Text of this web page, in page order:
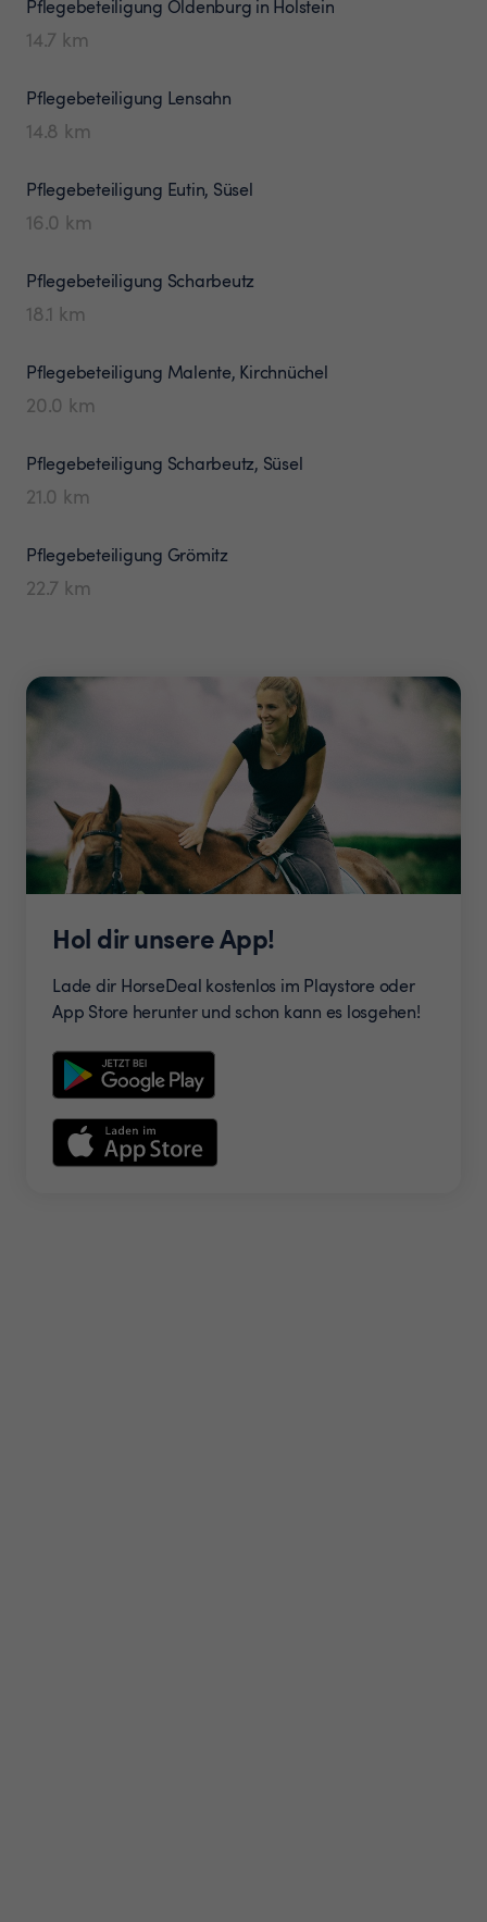
Pflegebeteiligung Oldenburg in Holstein
14.7 km
Pflegebeteiligung Lensahn
14.8 km
Pflegebeteiligung Eutin, Süsel
16.0 km
Pflegebeteiligung Scharbeutz
18.1 km
Pflegebeteiligung Malente, Kirchnüchel
20.0 km
Pflegebeteiligung Scharbeutz, Süsel
21.0 km
Pflegebeteiligung Grömitz
22.7 km
Hol dir unsere App!
Lade dir HorseDeal kostenlos im Playstore oder
App Store herunter und schon kann es losgehen!